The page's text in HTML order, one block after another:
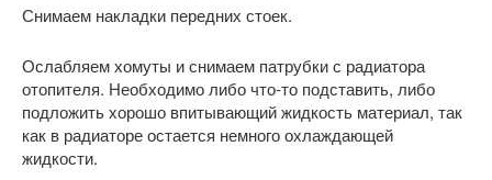
Снимаем накладки передних стоек.
Ослабляем хомуты и снимаем патрубки с радиатора
отопителя. Необходимо либо что-то подставить, либо
подложить хорошо впитывающий жидкость материал, так
как в радиаторе остается немного охлаждающей
жидкости.